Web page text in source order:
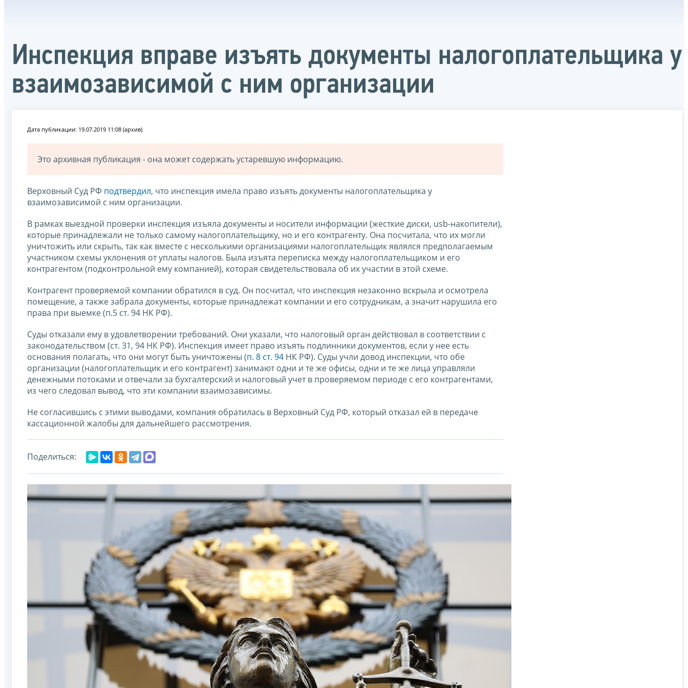
Инспекция вправе изъять документы налогоплательщика у
взаимозависимой с ним организации
Дата публикации: 19.07.2019 11:08 (архив)
Это архивная публикация - она может содержать устаревшую информацию.
Верховный Суд РФ подтвердил, что инспекция имела право изъять документы налогоплательщика у
взаимозависимой с ним организации.
В рамках выездной проверки инспекция изъяла документы и носители информации (жесткие диски, usb-накопители),
которые принадлежали не только самому налогоплательщику, но и его контрагенту. Она посчитала, что их могли
уничтожить или скрыть, так как вместе с несколькими организациями налогоплательщик являлся предполагаемым
участником схемы уклонения от уплаты налогов. Была изъята переписка между налогоплательщиком и его
контрагентом (подконтрольной ему компанией), которая свидетельствовала об их участии в этой схеме.
Контрагент проверяемой компании обратился в суд. Он посчитал, что инспекция незаконно вскрыла и осмотрела
помещение, а также забрала документы, которые принадлежат компании и его сотрудникам, а значит нарушила его
права при выемке (п.5 ст. 94 НК РФ).
Суды отказали ему в удовлетворении требований. Они указали, что налоговый орган действовал в соответствии с
законодательством (ст. 31, 94 НК РФ). Инспекция имеет право изъять подлинники документов, если у нее есть
основания полагать, что они могут быть уничтожены (п. 8 ст. 94 НК РФ). Суды учли довод инспекции, что обе
организации (налогоплательщик и его контрагент) занимают одни и те же офисы, одни и те же лица управляли
денежными потоками и отвечали за бухгалтерский и налоговый учет в проверяемом периоде с его контрагентами,
из чего следовал вывод, что эти компании взаимозависимы.
Не согласившись с этими выводами, компания обратилась в Верховный Суд РФ, который отказал ей в передаче
кассационной жалобы для дальнейшего рассмотрения.
Поделиться: